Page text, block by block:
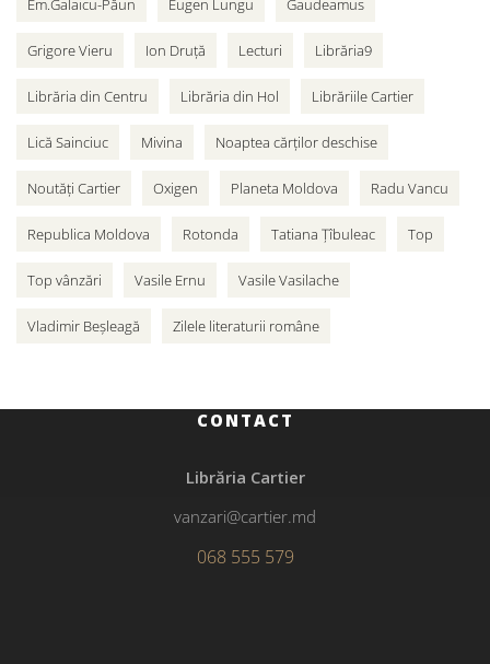
Em.Galaicu-Păun Eugen Lungu Gaudeamus
Grigore Vieru Ion Druță Lecturi Librăria9
Librăria din Centru Librăria din Hol Librăriile Cartier
Lică Sainciuc Mivina Noaptea cărților deschise
Noutăți Cartier Oxigen Planeta Moldova Radu Vancu
Republica Moldova Rotonda Tatiana Țîbuleac Top
Top vânzări Vasile Ernu Vasile Vasilache
Vladimir Beșleagă Zilele literaturii române
CONTACT
Librăria Cartier
vanzari@cartier.md
068 555 579